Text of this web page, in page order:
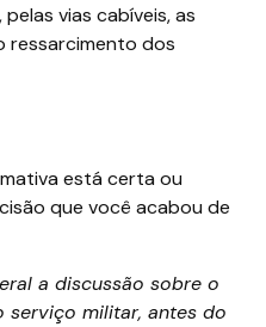
vias cabíveis, as
ressarcimento dos
está certa ou
que você acabou de
a discussão sobre o
serviço militar, antes do